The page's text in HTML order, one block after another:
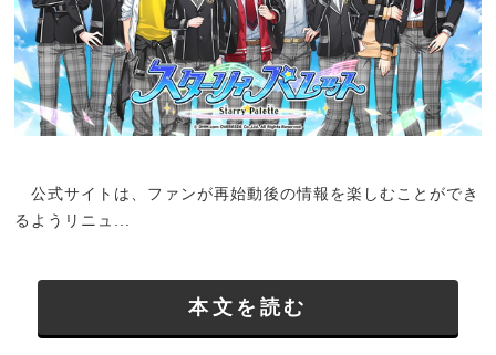
公式サイトは、ファンが再始動後の情報を楽しむことができ
るようリニュ...
本文を読む